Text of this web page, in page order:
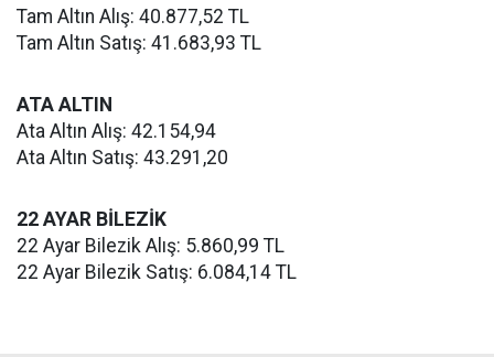
Tam Altın Alış: 40.877,52 TL
Tam Altın Satış: 41.683,93 TL
ATA ALTIN
Ata Altın Alış: 42.154,94
Ata Altın Satış: 43.291,20
22 AYAR BİLEZİK
22 Ayar Bilezik Alış: 5.860,99 TL
22 Ayar Bilezik Satış: 6.084,14 TL